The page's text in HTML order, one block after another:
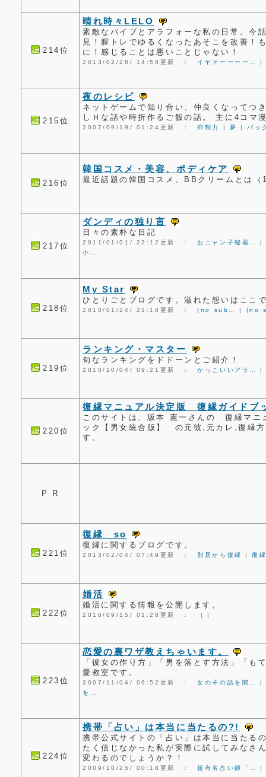
214位
晴れ時々LELO
素敵なバイブとアラフォーな私の日常。今
見！膣トレでゆるくなったあそこを改善！
に！感じることは悪いことじゃない！
2013/02/28/ 14:58更新 ： イヤァーーーー…
215位
夜のレシピ
ネットゲームで知り合い、仲良くなってつ
しＨな話や時折作るご飯の話。 主に4コマ
2007/09/19/ 01:24更新 ：抑制力 | 夢 | バッ
216位
韓国コスメ・美容、ボディケア
最近話題の韓国コスメ、BBクリームとは
217位
ダンディの独り言
日々の素朴な日記
2011/01/01/ 22:12更新 ： おニャン子秘蔵…
小…
218位
My Star
ひとりごとブログです。溢れた想いはここ
2010/01/24/ 21:18更新 ：(no sub… | (no
219位
ランキング・マスター
旬なランキングをドドーンとご紹介！
2010/10/04/ 09:21更新 ：かっこいいアラ…
220位
復縁マニュアル決定版 復縁ガイドブ
このサイトは、坂本 憲一さんの 復縁マ
ック【男女統合版】 の元彼,元カレ,復縁
す。
P R
221位
復縁 so
復縁に関するブログです。
2013/02/04/ 07:49更新 ： 別居から復縁 |復
222位
婚活
婚活に関する情報を公開します。
2016/09/15/ 01:28更新 ： | |
223位
恋愛の裏ワザ教えちゃいます。
「彼女の作り方」「男を落とす方法」「も
愛教室です。
2007/11/04/ 06:52更新 ：女の子の話を聞…
を…
224位
携帯「占い」は本当に当たるの?!
携帯公式サイトの「占い」は本当に当たる
たく信じなかった私が実際に試してみなさ
変わるのでしょうか？！
2009/10/25/ 00:18更新 ：超有名占い師「…